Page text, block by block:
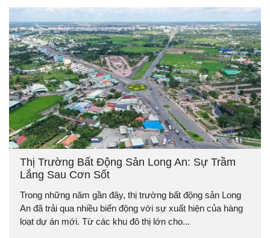
Thị Trường Bất Động Sản Long An: Sự Trầm
Lắng Sau Cơn Sốt
Trong những năm gần đây, thị trường bất động sản Long
An đã trải qua nhiều biến động với sự xuất hiện của hàng
loạt dự án mới. Từ các khu đô thị lớn cho...